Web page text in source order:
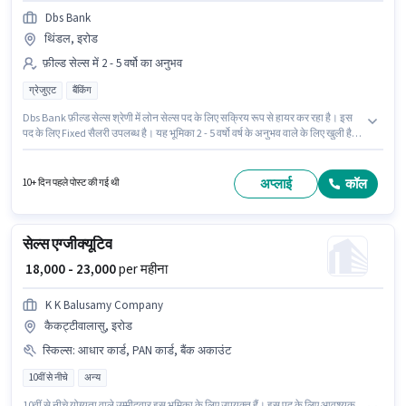
Dbs Bank
थिंडल, इरोड
फ़ील्ड सेल्स में 2 - 5 वर्षो का अनुभव
ग्रेजुएट बैंकिंग
Dbs Bank फ़ील्ड सेल्स श्रेणी में लोन सेल्स पद के लिए सक्रिय रूप से हायर कर रहा है। इस
पद के लिए Fixed सैलरी उपलब्ध है। यह भूमिका 2 - 5 वर्षो वर्ष के अनुभव वाले के लिए खुली है,
होना चाहिए।
10+ दिन पहले पोस्ट की गई थी अप्लाई कॉल
सेल्स एग्जीक्यूटिव
₹ 18,000 - 23,000per महीना
K K Balusamy Company
कैकट्टीवालासु, इरोड
स्किल्स: आधार कार्ड, PAN कार्ड, बैंक अकाउंट
10वीं से नीचे अन्य